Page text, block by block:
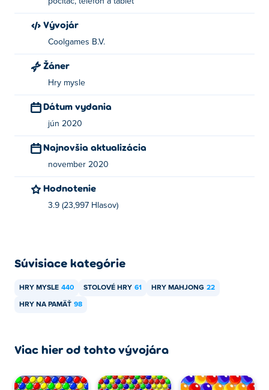
Vývojár
Coolgames B.V.
Žáner
Hry mysle
Dátum vydania
jún 2020
Najnovšia aktualizácia
november 2020
Hodnotenie
3.9 (23,997 Hlasov)
Súvisiace kategórie
HRY MYSLE 440 STOLOVÉ HRY 61 HRY MAHJONG 22
HRY NA PAMÄŤ 98
Viac hier od tohto vývojára